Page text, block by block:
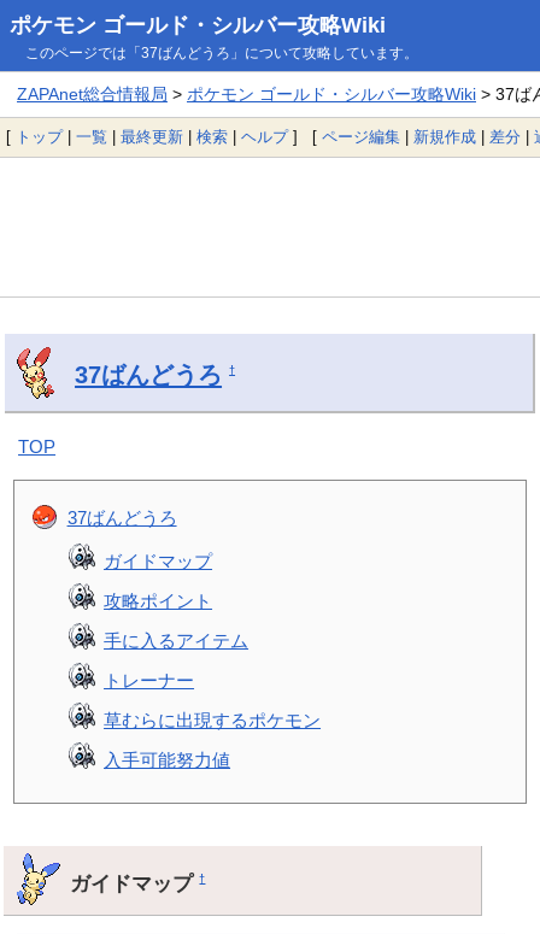
ポケモン ゴールド・シルバー攻略Wiki
このページでは「37ばんどうろ」について攻略しています。
ZAPAnet総合情報局 > ポケモン ゴールド・シルバー攻略Wiki> 37ば
[ トップ| 一覧 | 最終更新 | 検索 | ヘルプ] [ ページ編集 | 新規作成 | 差分 |
37ばんどうろ †
TOP
37ばんどうろ
ガイドマップ
攻略ポイント
手に入るアイテム
トレーナー
草むらに出現するポケモン
入手可能努力値
ガイドマップ†